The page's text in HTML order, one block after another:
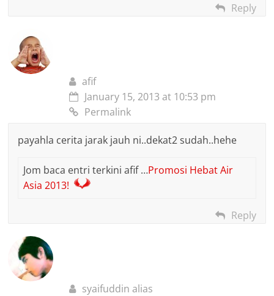
Reply
afif
January 15, 2013 at 10:53 pm
Permalink
payahla cerita jarak jauh ni..dekat2 sudah..hehe
Jom baca entri terkini afif …Promosi Hebat Air
Asia 2013!
Reply
syaifuddin alias